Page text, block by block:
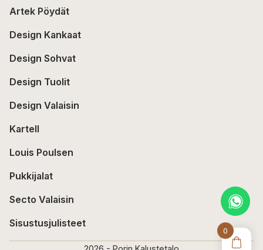
0
Artek Pöydät
Design Kankaat
Design Sohvat
Design Tuolit
Design Valaisin
Kartell
Louis Poulsen
Pukkijalat
Secto Valaisin
Sisustusjulisteet